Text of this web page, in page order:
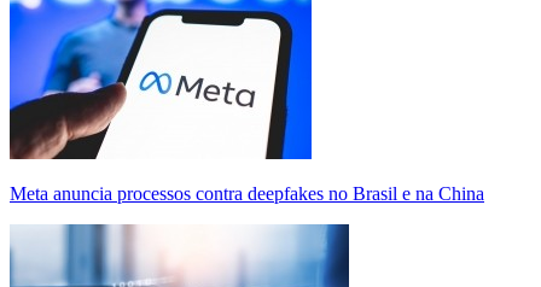
Meta anuncia processos contra deepfakes no Brasil e na China